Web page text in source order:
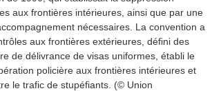
aux frontières intérieures, ainsi que par une
nécessaires. La convention a
aux frontières extérieures, défini des
de délivrance de visas uniformes, établi le
policière aux frontières intérieures et
le trafic de stupéfiants. (© Union